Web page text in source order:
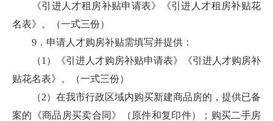
《引进人才租房补贴申请表》《引进人才租房补贴花
名表》。（一式三份）
9．申请人才购房补贴需填写并提供：
（1）《引进人才购房补贴申请表》《引进人才购房补
贴花名表》。（一式三份）
（2）在我市行政区域内购买新建商品房的，提供已备
案的《商品房买卖合同》（原件和复印件）；购买二手房